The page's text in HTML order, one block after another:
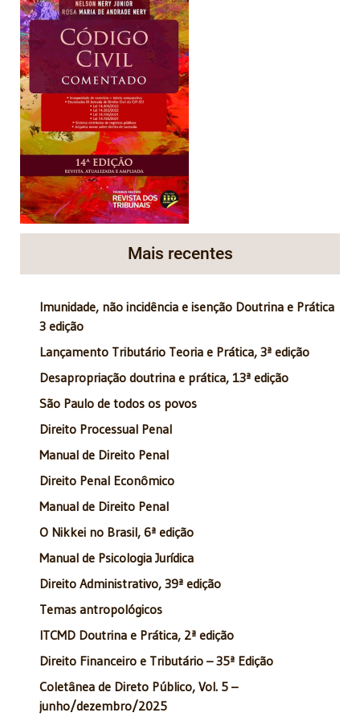
Mais recentes
Imunidade, não incidência e isenção Doutrina e Prática
3 edição
Lançamento Tributário Teoria e Prática, 3ª edição
Desapropriação doutrina e prática, 13ª edição
São Paulo de todos os povos
Direito Processual Penal
Manual de Direito Penal
Direito Penal Econômico
Manual de Direito Penal
O Nikkei no Brasil, 6ª edição
Manual de Psicologia Jurídica
Direito Administrativo, 39ª edição
Temas antropológicos
ITCMD Doutrina e Prática, 2ª edição
Direito Financeiro e Tributário – 35ª Edição
Coletânea de Direto Público, Vol. 5 –
junho/dezembro/2025